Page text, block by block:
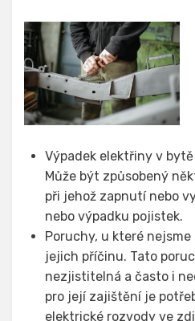
Výpadek elektřiny v
Může být způsobený
při jehož zapnutí nebo
nebo výpadku pojistek.
Poruchy, u které
jejich příčinu. Tato
nezjistitelná a často i
pro její zajištění je
elektrické rozvody ve